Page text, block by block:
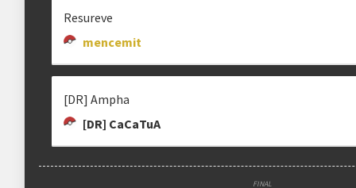
Resureve
mencemit
[DR] Ampha
[DR] CaCaTuA
FINAL